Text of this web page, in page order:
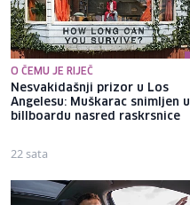
O ČEMU JE RIJEČ
Nesvakidašnji prizor u Los
Angelesu: Muškarac snimljen u
billboardu nasred raskrsnice
22 sata